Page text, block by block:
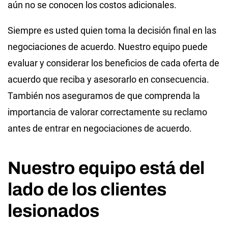
aún no se conocen los costos adicionales.
Siempre es usted quien toma la decisión final en las
negociaciones de acuerdo. Nuestro equipo puede
evaluar y considerar los beneficios de cada oferta de
acuerdo que reciba y asesorarlo en consecuencia.
También nos aseguramos de que comprenda la
importancia de valorar correctamente su reclamo
antes de entrar en negociaciones de acuerdo.
Nuestro equipo está del
lado de los clientes
lesionados